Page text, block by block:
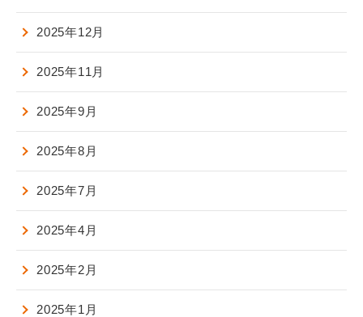
2025年12月
2025年11月
2025年9月
2025年8月
2025年7月
2025年4月
2025年2月
2025年1月